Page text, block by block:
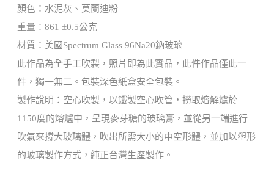
顏色：水泥灰、莫蘭迪粉
重量：861 ±0.5公克
材質：美國Spectrum Glass 96Na20鈉玻璃
此作品為全手工吹製，照片即為此實品，此件作品僅此一
件，獨一無二。包裝深色紙盒安全包裝。
製作說明：空心吹製，以鐵製空心吹管，撈取熔解爐於
1150度的熔爐中，呈現麥芽糖的玻璃膏，並從另一端進行
吹氣來撐大玻璃體，吹出所需大小的中空形體，並加以塑形
的玻璃製作方式，純正台灣生產製作。